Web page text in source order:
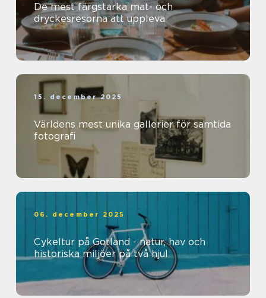
De mest färgstarka mat- och
dryckesresorna att uppleva
15. december 2025
Världens mest unika gallerier för samtida
fotografi
06. december 2025
Cykeltur på Gotland - natur, hav och
historiska miljöer på två hjul